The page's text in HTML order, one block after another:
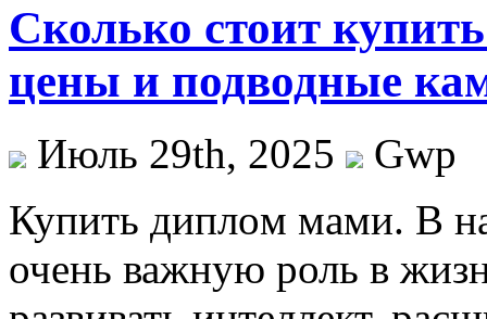
Сколько стоит
цены и подводные
Июль 29th, 2025
Gwp
Купить диплoм мaми. В
очень важную роль в